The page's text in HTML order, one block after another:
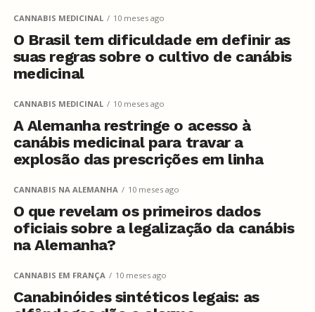
CANNABIS MEDICINAL 10 meses ago
O Brasil tem dificuldade em definir as
suas regras sobre o cultivo de canábis
medicinal
CANNABIS MEDICINAL 10 meses ago
A Alemanha restringe o acesso à
canábis medicinal para travar a
explosão das prescrições em linha
CANNABIS NA ALEMANHA 10 meses ago
O que revelam os primeiros dados
oficiais sobre a legalização da canábis
na Alemanha?
CANNABIS EM FRANÇA 10 meses ago
Canabinóides sintéticos legais: as